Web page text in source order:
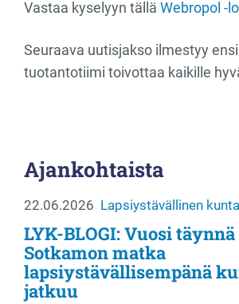
Vastaa kyselyyn tällä Webropol -
Seuraava uutisjakso ilmestyy
tuotantotiimi toivottaa kaikille
Ajankohtaista
22.06.2026 Lapsiystävällinen kunta
LYK-BLOGI: Vuosi
Sotkamon matka
lapsiystävällisempänä
jatkuu